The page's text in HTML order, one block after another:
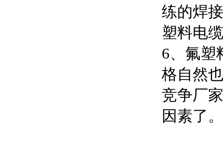
练的焊
塑料电
6、氟塑
格自然
竞争厂
因素了。